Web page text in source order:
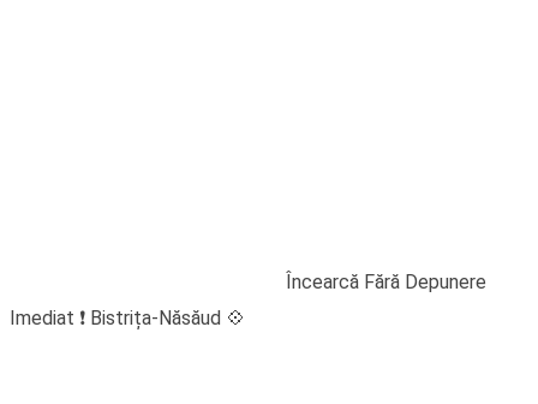
Încearcă Fără Depunere
Imediat ❗️ Bistrița-Năsăud 💠